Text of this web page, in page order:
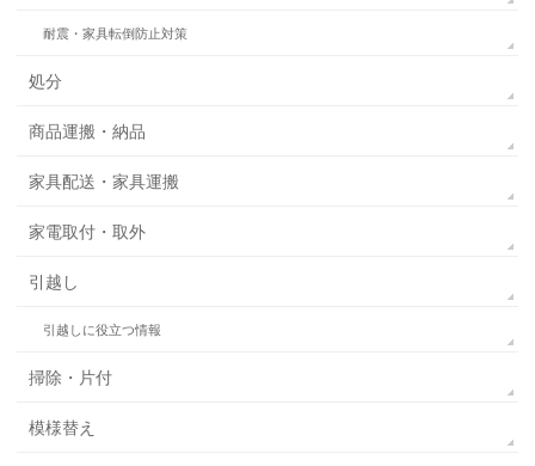
耐震・家具転倒防止対策
処分
商品運搬・納品
家具配送・家具運搬
家電取付・取外
引越し
引越しに役立つ情報
掃除・片付
模様替え